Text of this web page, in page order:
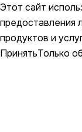
Этот сайт
предоставления
продуктов и
ПринятьТолько